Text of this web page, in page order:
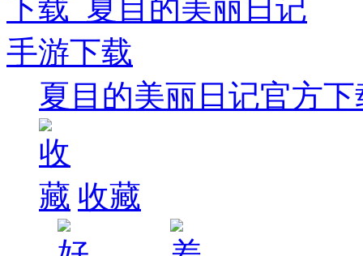
夏目的美丽日记官方
收藏